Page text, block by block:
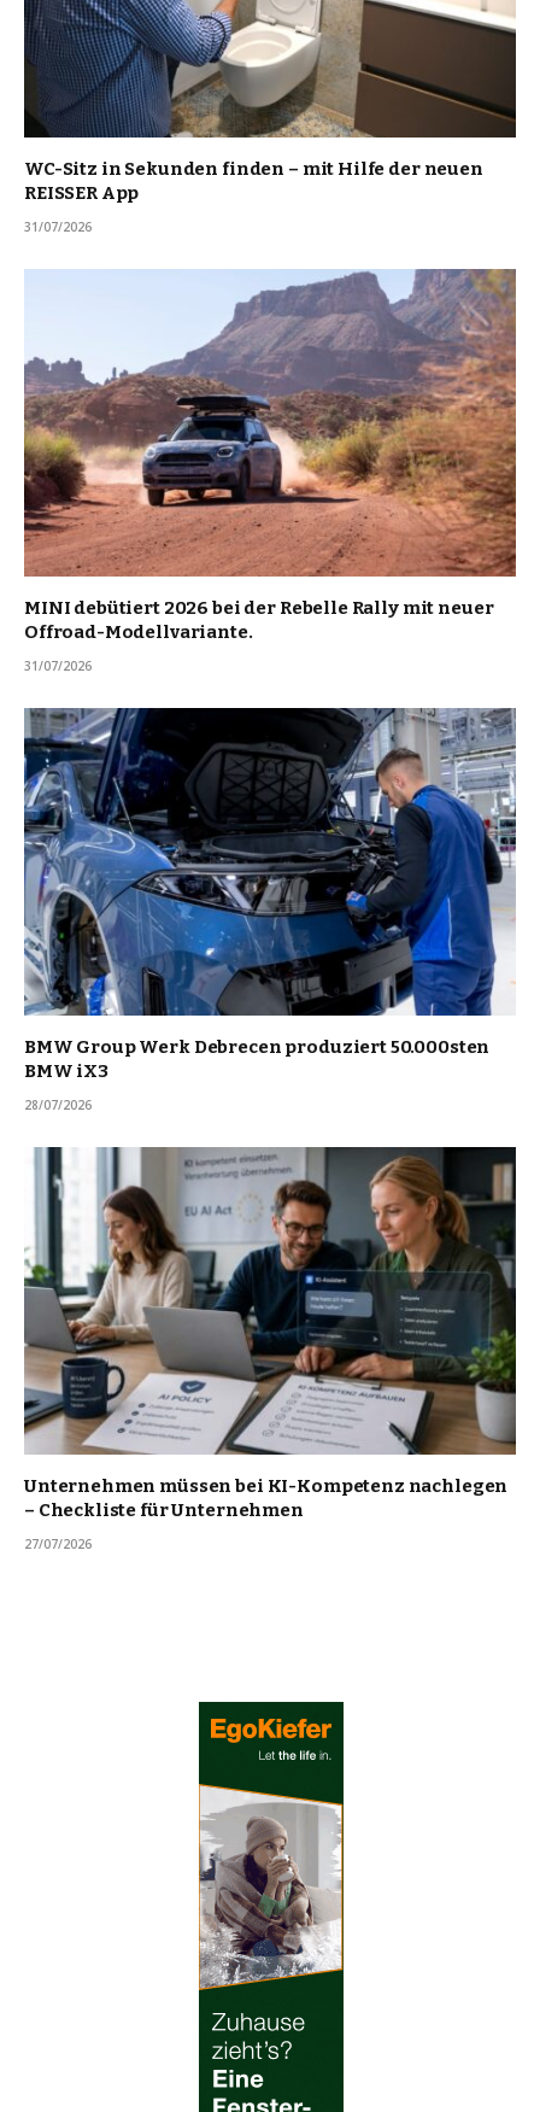
WC-Sitz in Sekunden finden – mit Hilfe der neuen
REISSER App
31/07/2026
MINI debütiert 2026 bei der Rebelle Rally mit neuer
Offroad-Modellvariante.
31/07/2026
BMW Group Werk Debrecen produziert 50.000sten
BMW iX3
28/07/2026
Unternehmen müssen bei KI-Kompetenz nachlegen
– Checkliste für Unternehmen
27/07/2026